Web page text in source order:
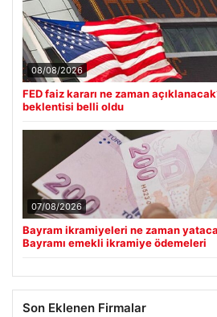
08/08/2026
FED faiz kararı ne zaman
beklentisi belli oldu
07/08/2026
Bayram ikramiyeleri ne zaman
Bayramı emekli ikramiye ödemeleri
Son Eklenen Firmalar